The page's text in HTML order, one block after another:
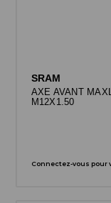
SRAM
AXE AVANT
M12X1.50
Connectez-vous pour